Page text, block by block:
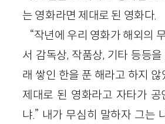
는 영화라면 제대로 된 영화다.
“작년에 우리 영화가 해외의
서 감독상, 작품상, 기타 등등
래 쌓인 한을 푼 해라고 하지 않
제대로 된 영화라고 자타가 공
냐.” 내가 무심히 말하자 그는